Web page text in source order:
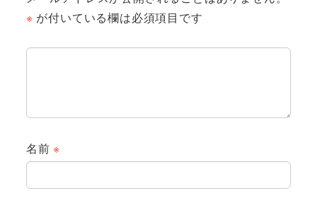
※ が付いている欄は必須項目です
名前※